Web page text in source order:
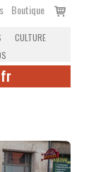
Boutique
Voir
CULTURE